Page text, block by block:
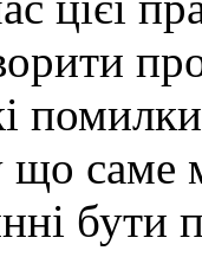
саме
бути